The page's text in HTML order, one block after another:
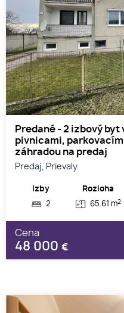
Predané - 2 izbový byt
pivnicami,
záhradou na predaj
Predaj, Prievaly
Izby
2
Rozloha
65.61 m2
Cena
48 000 €